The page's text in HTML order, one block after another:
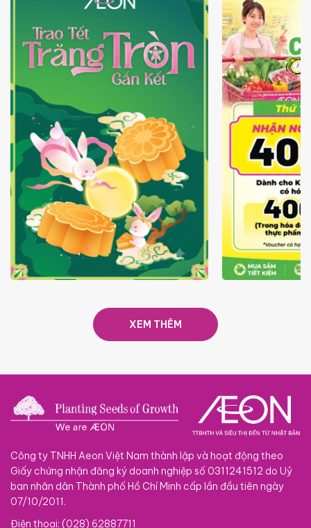
TRAO TẾT TRĂNG TRÒN GẮN
GIÁ LUÔN
XEM THÊM
Công ty TNHH Aeon Việt Nam thành lập và hoạt động theo
Giấy chứng nhận đăng ký doanh nghiệp số 0311241512 do Uỷ
ban nhân dân Thành phố Hồ Chí Minh cấp lần đầu tiên ngày
07/10/2011.
Điện thoại: (028) 62887711